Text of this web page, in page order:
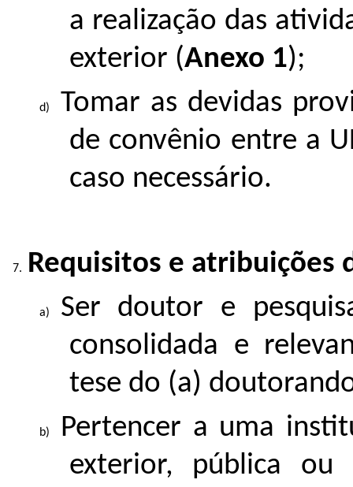
a realização das
exterior (Anexo 1);
Tomar as devidas
de convênio entre a
caso necessário.
Requisitos e atribuições
Ser doutor e
consolidada e
tese do (a)
Pertencer a uma
exterior, pública ou